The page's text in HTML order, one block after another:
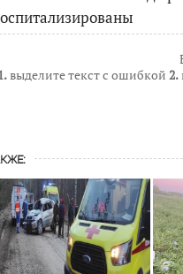
выделите текст с ошибкой 2.